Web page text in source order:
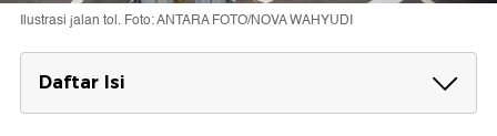
Ilustrasi jalan tol. Foto: ANTARA FOTO/NOVA WAHYUDI
Daftar Isi
Kapan Harus Istirahat di Rest Area?